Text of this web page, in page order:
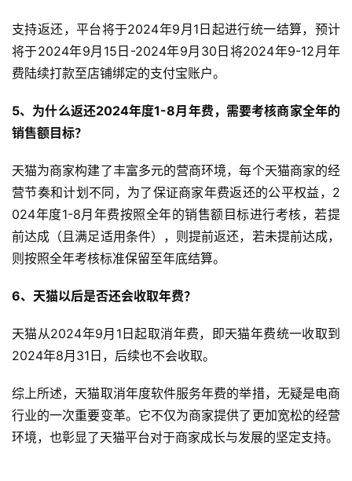
支持返还，平台将于2024年9月1日起进行统一结算，预计
将于2024年9月15日-2024年9月30日将2024年9-12月年
费陆续打款至店铺绑定的支付宝账户。
5、为什么返还2024年度1-8月年费，需要考核商家全年的
销售额目标？
天猫为商家构建了丰富多元的营商环境，每个天猫商家的经
营节奏和计划不同，为了保证商家年费返还的公平权益，2
024年度1-8月年费按照全年的销售额目标进行考核，若提
前达成（且满足适用条件），则提前返还，若未提前达成，
则按照全年考核标准保留至年底结算。
6、天猫以后是否还会收取年费？
天猫从2024年9月1日起取消年费，即天猫年费统一收取到
2024年8月31日，后续也不会收取。
综上所述，天猫取消年度软件服务年费的举措，无疑是电商
行业的一次重要变革。它不仅为商家提供了更加宽松的经营
环境，也彰显了天猫平台对于商家成长与发展的坚定支持。